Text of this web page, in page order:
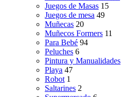
Juegos de Masas 15
Juegos de mesa 49
Muñecas 20
Muñecos Formers 11
Para Bebé 94
Peluches 6
Pintura y Manualidades
Playa 47
Robot 1
Saltarines 2